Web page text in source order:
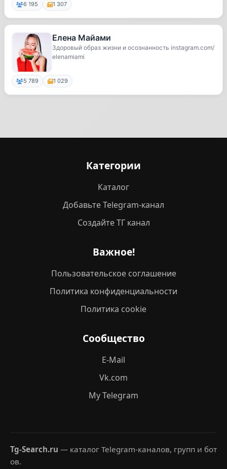
6 195 1 307
Елена Майами
Здоровый образ жизни и осознанность instagram.com/
elenamiami
5 789 1 029
Категории
Каталог
Добавьте Telegram-канал
Создайте ТГ канал
Важное!
Пользовательское соглашение
Политика конфиденциальности
Политика cookie
Сообщество
E-Mail
Vk.com
My Telegram
Tg-Search.ru — каталог Telegram-каналов, групп и бот
ов.